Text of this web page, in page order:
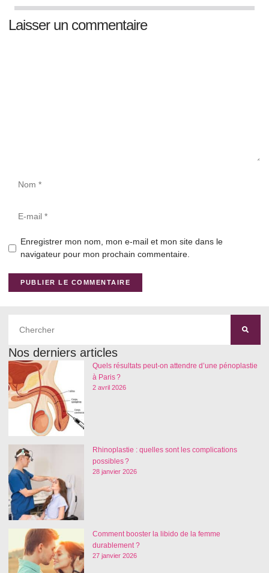
Laisser un commentaire
Enregistrer mon nom, mon e-mail et mon site dans le
navigateur pour mon prochain commentaire.
Nos derniers articles
Quels résultats peut-on attendre d’une pénoplastie
à Paris ?
2 avril 2026
Rhinoplastie : quelles sont les complications
possibles ?
28 janvier 2026
Comment booster la libido de la femme
durablement ?
27 janvier 2026